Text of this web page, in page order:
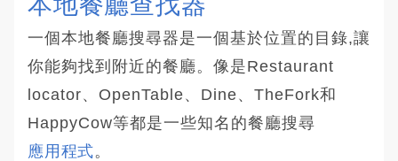
一個本地餐廳搜尋器是一個基於位置的目錄,讓
你能夠找到附近的餐廳。像是Restaurant
locator、OpenTable、Dine、TheFork和
HappyCow等都是一些知名的餐廳搜尋
應用程式。